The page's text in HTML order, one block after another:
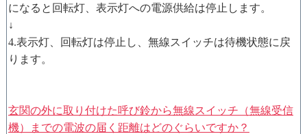
になると回転灯、表示灯への電源供給は停止します。
↓
4.表示灯、回転灯は停止し、無線スイッチは待機状態に戻
ります。
玄関の外に取り付けた呼び鈴から無線スイッチ（無線受信
機）までの電波の届く距離はどのぐらいですか？